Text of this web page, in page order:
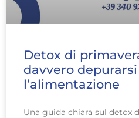
Detox di
davvero
l’alimentazione
Una guida chiara sul detox